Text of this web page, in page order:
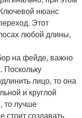
нюанс
Этот
любой длины,
на фейде, важно
Поскольку
лицо, то она
и круглой
то лучше
стоит создавать